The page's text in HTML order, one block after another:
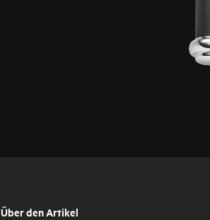
Über den Artikel